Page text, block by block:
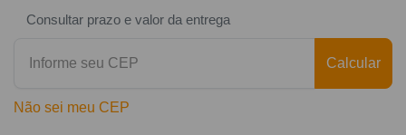
Consultar prazo e valor da entrega
Calcular
Não sei meu CEP